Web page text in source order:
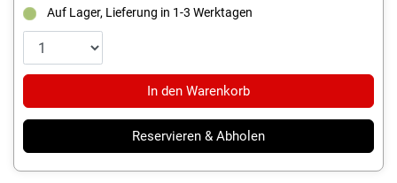
Auf Lager, Lieferung in 1-3 Werktagen
In den Warenkorb
Reservieren & Abholen